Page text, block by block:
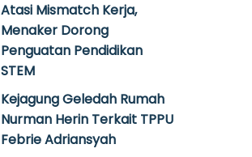
Atasi Mismatch Kerja,
Menaker Dorong
Penguatan Pendidikan
STEM
Kejagung Geledah Rumah
Nurman Herin Terkait TPPU
Febrie Adriansyah